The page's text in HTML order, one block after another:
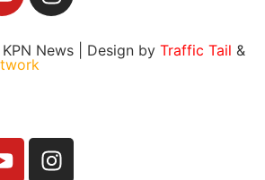
News | Design by Traffic Tail &